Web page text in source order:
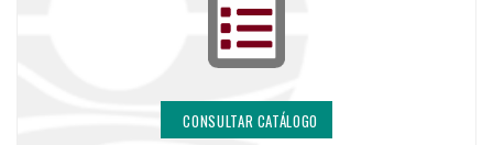
CONSULTAR CATÁLOGO